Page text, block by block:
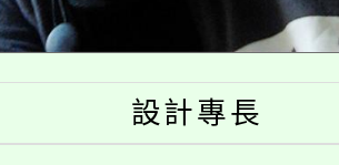
設計專長